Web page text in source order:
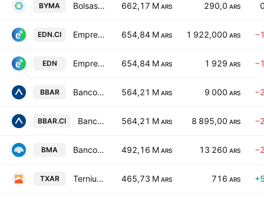
BYMA Bolsas y Mercados Argentinos SA 662,17 M ARS 290,0 ARS
EDN.CI Empresa Distribuidora Y Comercializadora Norte S.A. Class B 654,84 M ARS 1 922,000 ARS
EDN Empresa Distribuidora Y Comercializadora Norte S.A. Class B 654,84 M ARS 1 929 ARS
BBAR Banco BBVA Argentina SA 564,21 M ARS 9 000 ARS
BBAR.CI Banco BBVA Argentina SA 564,21 M ARS 8 895,00 ARS
BMA Banco Macro SA Class B 492,16 M ARS 13 260 ARS
TXAR Ternium Argentina SA Class A 465,73 M ARS 716 ARS